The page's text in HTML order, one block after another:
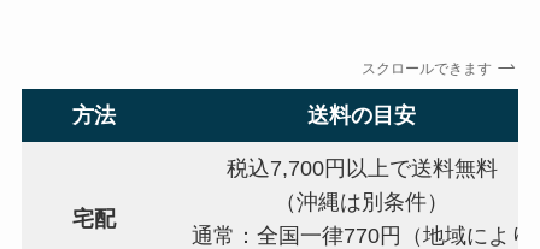
スクロールできます
方法 送料の目安
宅配
税込7,700円以上で送料無料
（沖縄は別条件）
通常：全国一律770円（地域により